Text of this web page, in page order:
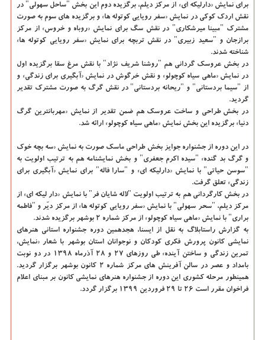
برای نمایش «دارلیكه ای» از مركز دیلم، برگزیده دوم این بخش "ساحل سهولی" در
نقش اردك كوكی در نمایش «سفر رویایی كوتوله ها» و برگزیده های سوم به صورت
مشترك "مبینا میرشكاری" در نقش سگ برای نمایش «روباه و خروس» از مركز
برازجان و "سعید زبیری" در نقش تربچه برای نمایش «سفر رویایی كوتوله ها»
شناخته شدند.
در بخش عروسك گردانی هم "روشنا شریف نژاد" با نقش مرغ سقا برگزیده اول
در نمایش «ماهی سیاه كوچولو» و نقش خرگوش در نمایش «آبگیری برای زندگی» و
از "سیما بردستانی" و "ریحانه بردستانی" در نقش گرگ به صورت مشترك تقدیر
گردید.
در بخش طراحی و ساخت عروسك هم ضمن تقدیر از نمایش «مهربانترین گرگ
دنیا» برگزیده این بخش نمایش «ماهی سیاه كوچولو» ارائه شد.
در این دوره از جشنواره جوایز بخش طراحی ماسك صورت به نمایش «سه بچه خوك
و گرگ بد گنده» "سیده اكرم جعفری" و بخش نمایشنامه هم به ترتیب اولویت به
"سوسن حیاتی" با نمایش «دارلیكه ای» و "سارا فاله" برای نمایش «آبگیری برای
زندگی» تعلق گرفت.
در بخش كارگردانی هم به ترتیب اولویت "لاله شایان فر" با نمایش «دار لیكه ای» از
مركز دیلم، "سحر سهولی" با نمایش «سفر رویایی كوتوله ها» از مركز دیّر و "فاطمه
براری" با نمایش «ماهی سیاه كوچولو» از مركز شماره ۲ بوشهر برگزیده شدند.
به گزارش راستابلاگ به نقل از ایسنا، هجدهمین دوره جشنواره استانی هنرهای
نمایشی كانون پرورش فكری كودكان و نوجوانان استان بوشهر با شعار «نمایش،
تمرین زندگی و ساختن آینده» طی روزهای ۲۷ و ۲۸ آذرماه ۱۳۹۸ در دو نوبت
بامداد و عصر در سالن آفرینش های مركز شماره ۲ كانون بوشهر برگزار گردید.
همینطور مرحله كشوری این دوره از جشنواره هنرهای نمایشی كانون بر مبنای اعلام
فراخوان مقرر است ۲۶ تا ۲۹ فروردین ۱۳۹۹ برگزار گردد.